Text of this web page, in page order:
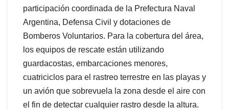
participación coordinada de la Prefectura Naval
Argentina, Defensa Civil y dotaciones de
Bomberos Voluntarios. Para la cobertura del área,
los equipos de rescate están utilizando
guardacostas, embarcaciones menores,
cuatriciclos para el rastreo terrestre en las playas y
un avión que sobrevuela la zona desde el aire con
el fin de detectar cualquier rastro desde la altura.